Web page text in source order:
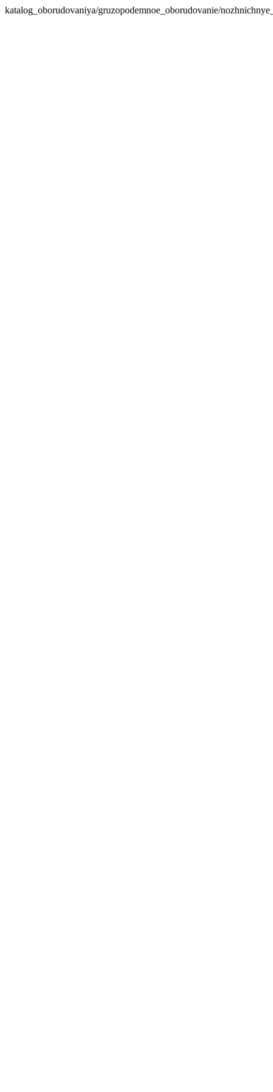
katalog_oborudovaniya/gruzopodemnoe_oborudovanie/